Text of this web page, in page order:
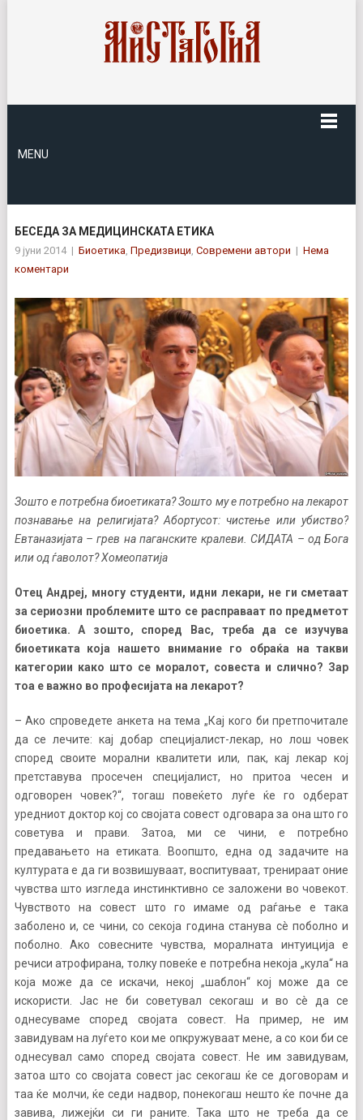
MENU
БЕСЕДА ЗА МЕДИЦИНСКАТА ЕТИКА
9 јуни 2014 | Биоетика, Предизвици, Современи автори | Нема
коментари
Зошто е потребна биоетиката? Зошто му е потребно на лекарот
познавање на религијата? Абортусот: чистење или убиство?
Евтаназијата – грев на паганските кралеви. СИДАТА – од Бога
или од ѓаволот? Хомеопатија
Отец Андреј, многу студенти, идни лекари, не ги сметаат
за сериозни проблемите што се расправаат по предметот
биоетика. А зошто, според Вас, треба да се изучува
биоетиката која нашето внимание го обраќа на такви
категории како што се моралот, совеста и слично? Зар
тоа е важно во професијата на лекарот?
– Ако спроведете анкета на тема „Кај кого би претпочитале
да се лечите: кај добар специјалист-лекар, но лош човек
според своите морални квалитети или, пак, кај лекар кој
претставува просечен специјалист, но притоа чесен и
одговорен човек?“, тогаш повеќето луѓе ќе го одберат
уредниот доктор кој со својата совест одговара за она што го
советува и прави. Затоа, ми се чини, е потребно
предавањето на етиката. Воопшто, една од задачите на
културата е да ги возвишуваат, воспитуваат, тренираат оние
чувства што изгледа инстинктивно се заложени во човекот.
Чувството на совест што го имаме од раѓање е така
заболено и, се чини, со секоја година станува сè поболно и
поболно. Ако совесните чувства, моралната интуиција е
речиси атрофирана, толку повеќе е потребна некоја „кула“ на
која може да се искачи, некој „шаблон“ кој може да се
искористи. Јас не би советувал секогаш и во сè да се
однесуваме според својата совест. На пример, не им
завидувам на луѓето кои ме опкружуваат мене, а со кои би се
однесувал само според својата совест. Не им завидувам,
затоа што со својата совест јас секогаш ќе се договорам и
таа ќе молчи, ќе седи надвор, понекогаш нешто ќе почне да
завива, лижејќи си ги раните. Така што не треба да се